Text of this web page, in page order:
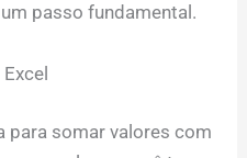
passo fundamental.
para somar valores com